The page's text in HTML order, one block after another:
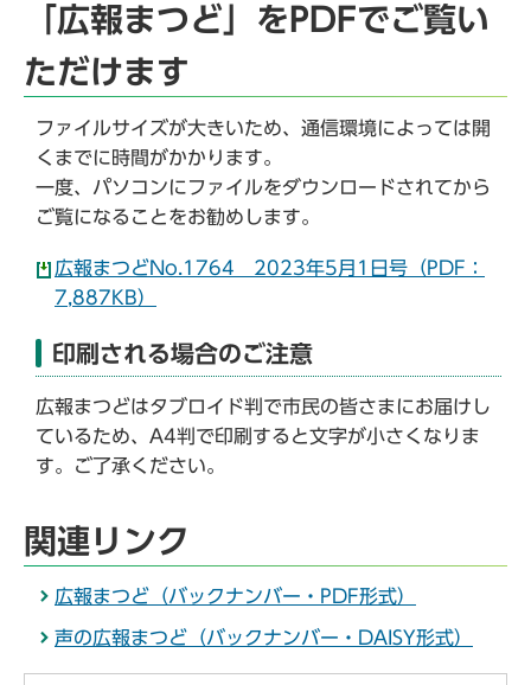
「広報まつど」をPDFでご覧い
ただけます
ファイルサイズが大きいため、通信環境によっては開
くまでに時間がかかります。
一度、パソコンにファイルをダウンロードされてから
ご覧になることをお勧めします。
広報まつどNo.1764 2023年5月1日号（PDF：
7,887KB）
印刷される場合のご注意
広報まつどはタブロイド判で市民の皆さまにお届けし
ているため、A4判で印刷すると文字が小さくなりま
す。ご了承ください。
関連リンク
広報まつど（バックナンバー・PDF形式）
声の広報まつど（バックナンバー・DAISY形式）